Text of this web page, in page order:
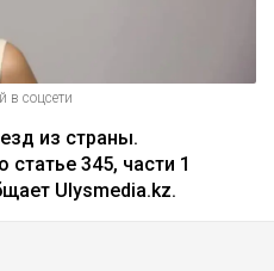
в соцсети
из страны.
345, части 1
Ulysmedia.kz.